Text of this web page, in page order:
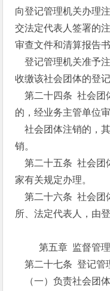
向登记管理机关办理
交法定代表人签署的
审查文件和清算报告书
登记管理机关准予注
收缴该社会团体的登
第二十四条 社会团
的，经业务主管单位
社会团体注销的，
销。
第二十五条 社会团
家有关规定办理。
第二十六条 社会团
所、法定代表人，由
第五章 监督管理
第二十七条 登记管
（一）负责社会团